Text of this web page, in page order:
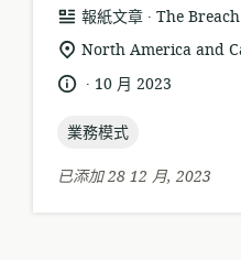
資
源
式:
報紙文章 .
發 The Breach
相
置:
North America and
語
.
發
日
10 月 2023
topic:
業務模式
已添加 28 12 月, 2023